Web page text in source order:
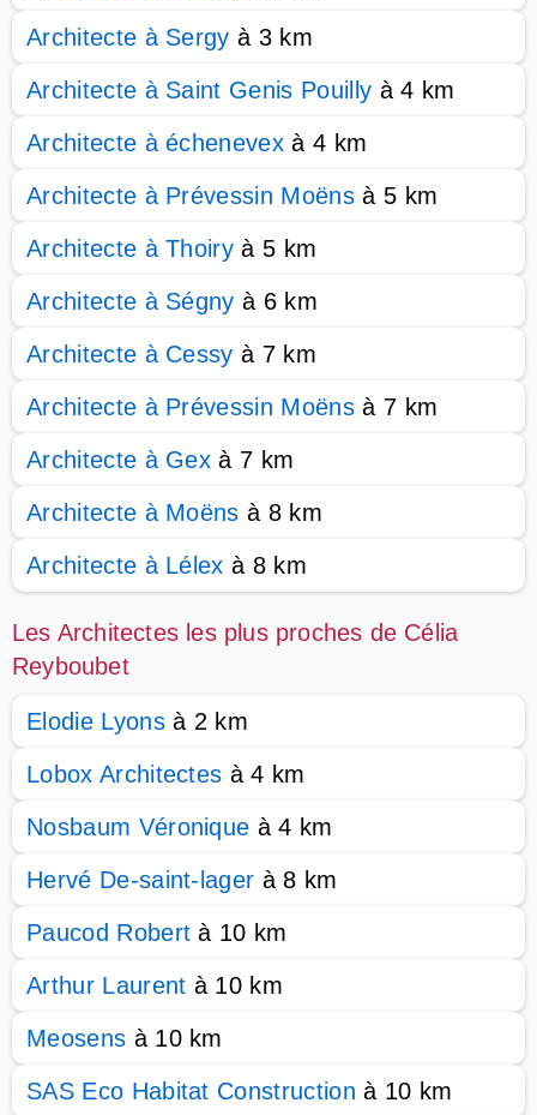
Architecte à Sergy à 3 km
Architecte à Saint Genis Pouilly à 4 km
Architecte à échenevex à 4 km
Architecte à Prévessin Moënsà 5 km
Architecte à Thoiry à 5 km
Architecte à Ségny à 6 km
Architecte à Cessy à 7 km
Architecte à Prévessin Moënsà 7 km
Architecte à Gex à 7 km
Architecte à Moëns à 8 km
Architecte à Lélex à 8 km
Les Architectes les plus proches de Célia
Reyboubet
Elodie Lyonsà 2 km
Lobox Architectes à 4 km
Nosbaum Véronique à 4 km
Hervé De-saint-lager à 8 km
Paucod Robert à 10 km
Arthur Laurent à 10 km
Meosens à 10 km
SAS Eco Habitat Construction à 10 km